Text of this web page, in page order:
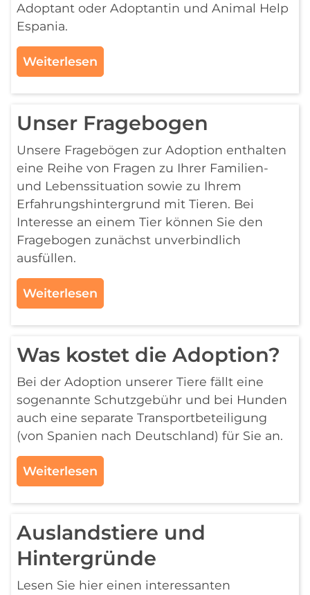
Adoptant oder Adoptantin und Animal Help
Espania.
Weiterlesen
Unser Fragebogen
Unsere Fragebögen zur Adoption enthalten
eine Reihe von Fragen zu Ihrer Familien-
und Lebenssituation sowie zu Ihrem
Erfahrungshintergrund mit Tieren. Bei
Interesse an einem Tier können Sie den
Fragebogen zunächst unverbindlich
ausfüllen.
Weiterlesen
Was kostet die Adoption?
Bei der Adoption unserer Tiere fällt eine
sogenannte Schutzgebühr und bei Hunden
auch eine separate Transportbeteiligung
(von Spanien nach Deutschland) für Sie an.
Weiterlesen
Auslandstiere und
Hintergründe
Lesen Sie hier einen interessanten